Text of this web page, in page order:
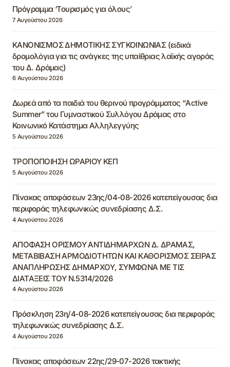
Πρόγραμμα ‘Τουρισμός για όλους’
7 Αυγούστου 2026
ΚΑΝΟΝΙΣΜΟΣ ΔΗΜΟΤΙΚΗΣ ΣΥΓΚΟΙΝΩΝΙΑΣ (ειδικά
δρομολόγια για τις ανάγκες της υπαίθριας λαϊκής αγοράς
του Δ. Δράμας)
6 Αυγούστου 2026
Δωρεά από τα παιδιά του θερινού προγράμματος “Active
Summer” του Γυμναστικού Συλλόγου Δράμας στο
Κοινωνικό Κατάστημα Αλληλεγγύης
5 Αυγούστου 2026
ΤΡΟΠΟΠΟΙΗΣΗ ΩΡΑΡΙΟΥ ΚΕΠ
5 Αυγούστου 2026
Πίνακας αποφάσεων 23ης/04-08-2026 κατεπείγουσας δια
περιφοράς τηλεφωνικώς συνεδρίασης Δ.Σ.
4 Αυγούστου 2026
ΑΠΟΦΑΣΗ ΟΡΙΣΜΟΥ ΑΝΤΙΔΗΜΑΡΧΩΝ Δ. ΔΡΑΜΑΣ,
ΜΕΤΑΒΙΒΑΣΗ ΑΡΜΟΔΙΟΤΗΤΩΝ ΚΑΙ ΚΑΘΟΡΙΣΜΟΣ ΣΕΙΡΑΣ
ΑΝΑΠΛΗΡΩΣΗΣ ΔΗΜΑΡΧΟΥ, ΣΥΜΦΩΝΑ ΜΕ ΤΙΣ
ΔΙΑΤΑΞΕΙΣ ΤΟΥ Ν.5314/2026
4 Αυγούστου 2026
Πρόσκληση 23η/4-08-2026 κατεπείγουσας δια περιφοράς
τηλεφωνικώς συνεδρίασης Δ.Σ.
4 Αυγούστου 2026
Πίνακας αποφάσεων 22ης/29-07-2026 τακτικής